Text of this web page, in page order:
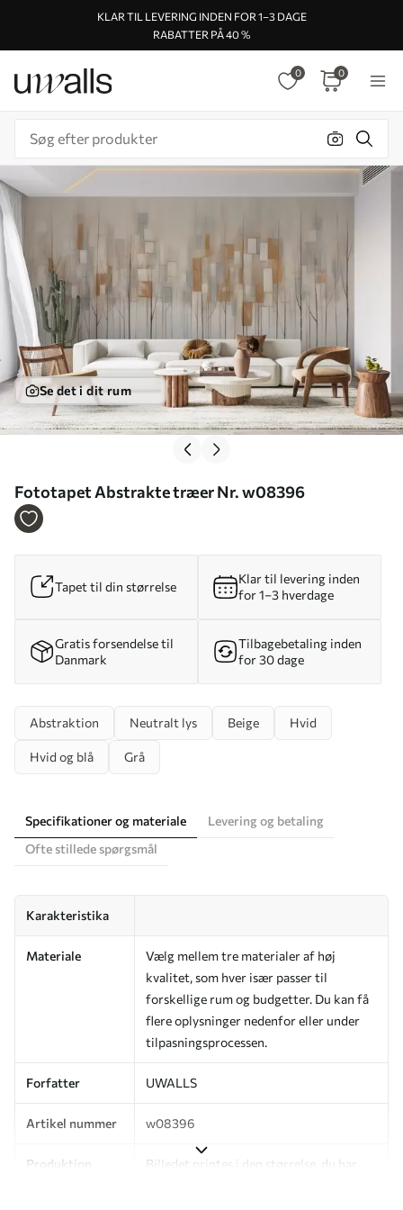
KLAR TIL LEVERING INDEN FOR 1–3 DAGE
RABATTER PÅ 40 %
0 0
Se det i dit rum
Fototapet Abstrakte træer Nr. w08396
Tapet til din størrelse
Klar til levering inden
for 1–3 hverdage
Gratis forsendelse til
Danmark
Tilbagebetaling inden
for 30 dage
Abstraktion Neutralt lys Beige Hvid
Hvid og blå Grå
Specifikationer og materiale
Levering og betaling
Ofte stillede spørgsmål
Karakteristika
Materiale
Vælg mellem tre materialer af høj
kvalitet, som hver især passer til
forskellige rum og budgetter. Du kan få
flere oplysninger nedenfor eller under
tilpasningsprocessen.
Forfatter UWALLS
Artikel nummer w08396
Produktion
Billedet printes i den størrelse, du har